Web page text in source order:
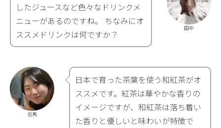
田中
したジュースなど色々なドリンクメ
ニューがあるのですね。 ちなみにオ
ススメドリンクは何ですか？
但馬
日本で育った茶葉を使う和紅茶がオ
ススメです。紅茶は華やかな香りの
イメージですが、和紅茶は落ち着い
た香りと優しいと味わいが特徴で